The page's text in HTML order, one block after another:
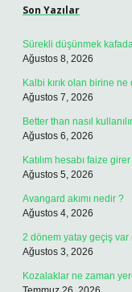
Son Yazılar
Sürekli düşünmek
Ağustos 8, 2026
Kalbi kırık olan birine ne
Ağustos 7, 2026
Better than nasıl
Ağustos 6, 2026
Katılım hesabı faize
Ağustos 5, 2026
Avangard akımı nedir ?
Ağustos 4, 2026
2 dönem yatay geçiş var
Ağustos 3, 2026
Kozalaklar ne zaman